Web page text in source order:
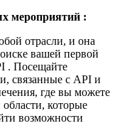
мероприятий :
отрасли, и она
вашей первой
. Посещайте
связанные с API и
где вы можете
области, которые
возможности